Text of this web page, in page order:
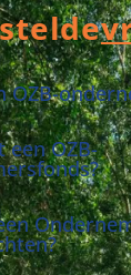
OZB-
een OZB-